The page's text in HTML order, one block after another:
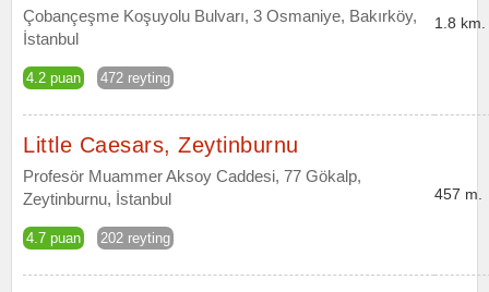
Çobançeşme Koşuyolu Bulvarı, 3 Osmaniye, Bakırköy,
İstanbul
4.2 puan 472 reyting
1.8 km.
Little Caesars, Zeytinburnu
Profesör Muammer Aksoy Caddesi, 77 Gökalp,
Zeytinburnu, İstanbul
4.7 puan 202 reyting
457 m.